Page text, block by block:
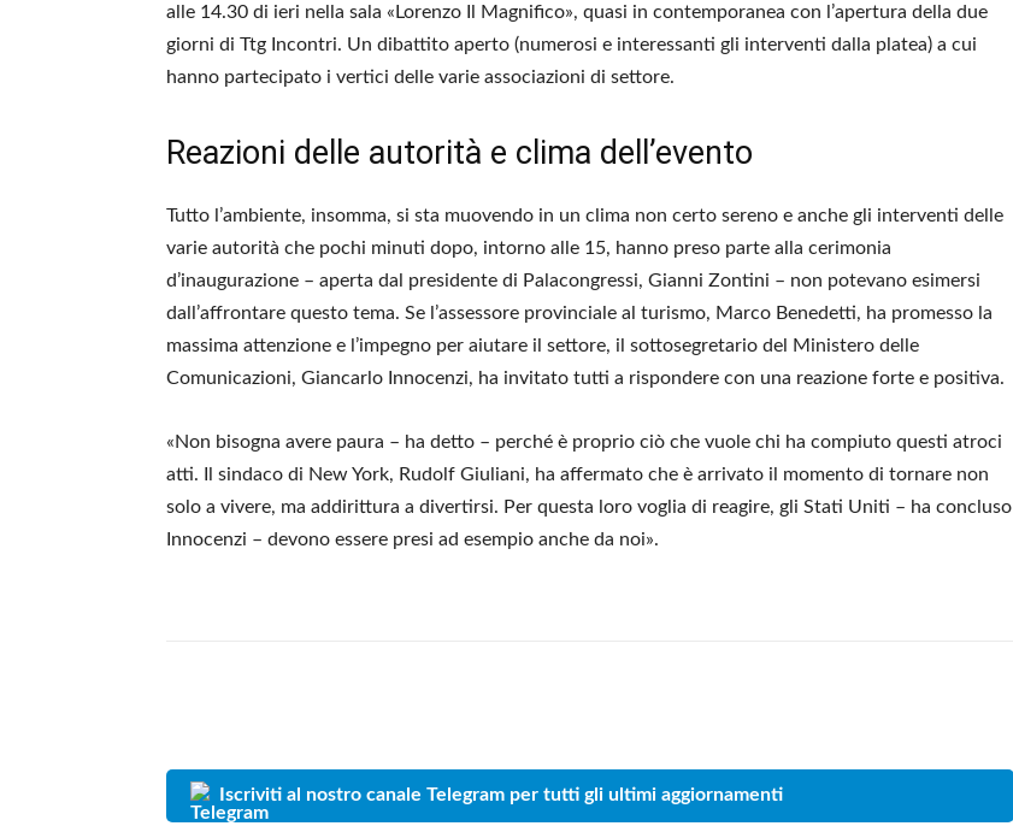
alle 14.30 di ieri nella sala «Lorenzo Il Magnifico», quasi in contemporanea con l’apertura della due
giorni di Ttg Incontri. Un dibattito aperto (numerosi e interessanti gli interventi dalla platea) a cui
hanno partecipato i vertici delle varie associazioni di settore.
Reazioni delle autorità e clima dell’evento
Tutto l’ambiente, insomma, si sta muovendo in un clima non certo sereno e anche gli interventi delle
varie autorità che pochi minuti dopo, intorno alle 15, hanno preso parte alla cerimonia
d’inaugurazione – aperta dal presidente di Palacongressi, Gianni Zontini – non potevano esimersi
dall’affrontare questo tema. Se l’assessore provinciale al turismo, Marco Benedetti, ha promesso la
massima attenzione e l’impegno per aiutare il settore, il sottosegretario del Ministero delle
Comunicazioni, Giancarlo Innocenzi, ha invitato tutti a rispondere con una reazione forte e positiva.
«Non bisogna avere paura – ha detto – perché è proprio ciò che vuole chi ha compiuto questi atroci
atti. Il sindaco di New York, Rudolf Giuliani, ha affermato che è arrivato il momento di tornare non
solo a vivere, ma addirittura a divertirsi. Per questa loro voglia di reagire, gli Stati Uniti – ha concluso
Innocenzi – devono essere presi ad esempio anche da noi».
Iscriviti al nostro canale Telegram per tutti gli ultimi aggiornamenti